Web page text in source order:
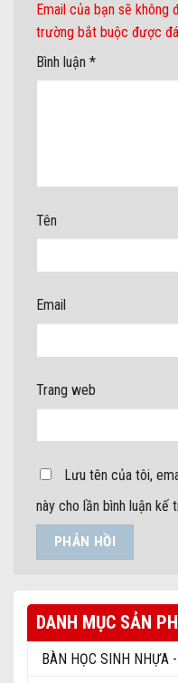
Email của bạn sẽ không
trường bắt buộc được
Bình luận *
Tên
Email
Trang web
Lưu tên của tôi,
này cho lần bình luận kế
DANH MỤC SẢN
BÀN HỌC SINH NHỰA